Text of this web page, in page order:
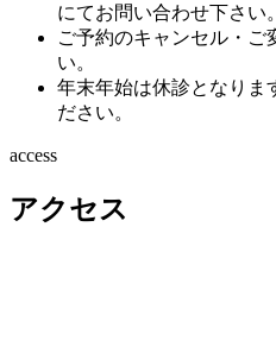
にてお問い合わせ下さい。
ご予約のキャンセル・ご
い。
年末年始は休診となりま
ださい。
access
アクセス